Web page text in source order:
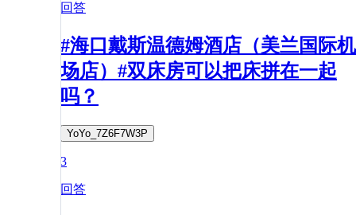
回答
#海口戴斯温德姆酒店（美兰国际机
场店）#双床房可以把床拼在一起
吗？
YoYo_7Z6F7W3P
3
回答